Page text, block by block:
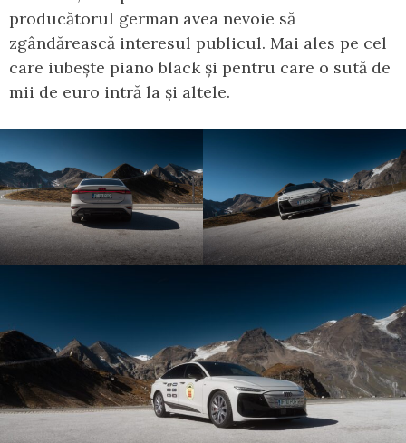
producătorul german avea nevoie să
zgândărească interesul publicul. Mai ales pe cel
care iubește piano black și pentru care o sută de
mii de euro intră la și altele.